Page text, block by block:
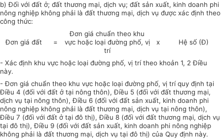
b) Đối với đất ở; đất thương mại, dịch vụ; đất sản xuất, kinh doanh phi
nông nghiệp không phải là đất thương mại, dịch vụ được xác định theo
công thức:
Đơn giá đất =
Đơn giá chuẩn theo khu
vực hoặc loại đường phố, vị
trí
x Hệ số (Đ)
- Xác định khu vực hoặc loại đường phố, vị trí theo khoản 1, 2 Điều
này.
- Đơn giá chuẩn theo khu vực hoặc loại đường phố, vị trí quy định tại
Điều 4 (đối với đất ở tại nông thôn), Điều 5 (đối với đất thương mại,
dịch vụ tại nông thôn), Điều 6 (đối với đất sản xuất, kinh doanh phi
nông nghiệp không phải là đất thương mại, dịch vụ tại nông thôn),
Điều 7 (đối với đất ở tại đô thị), Điều 8 (đối với đất thương mại, dịch vụ
tại đô thị), Điều 9 (đối với đất sản xuất, kinh doanh phi nông nghiệp
không phải là đất thương mại, dịch vụ tại đô thị) của Quy định này.